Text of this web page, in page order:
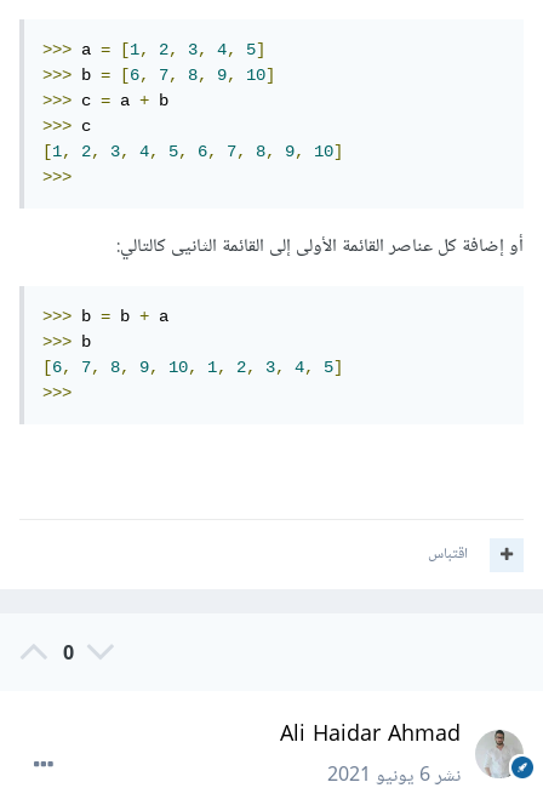
>>> a = [1, 2, 3, 4, 5]
>>> b = [6, 7, 8, 9, 10]
>>> c = a +
>>>
[1, 2, 3, 4, 5, 6, 7, 8, 9, 10]
>>>
أو إضافة كل عناصر القائمة الأولى إلى القائمة الثانيى كالتالي:
>>> b = b +
>>>
[6, 7, 8, 9, 10, 1, 2, 3, 4, 5]
>>>
اقتباس
0
Ali Haidar Ahmad
نشر6 يونيو 2021